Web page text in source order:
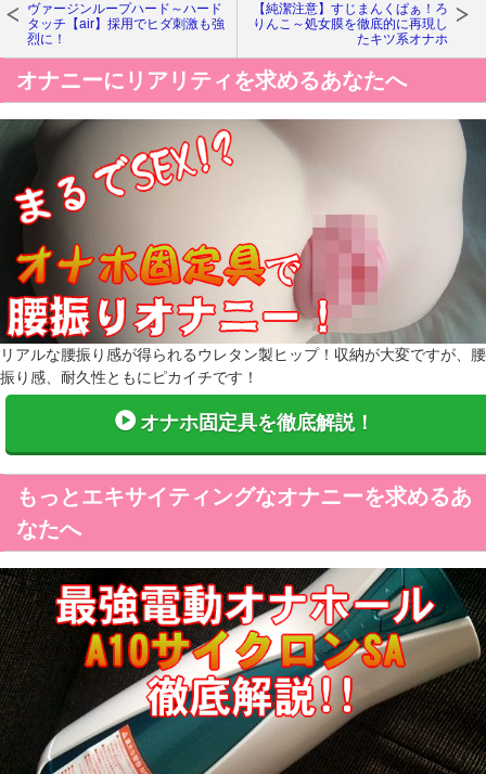
ヴァージンループハード～ハード
タッチ【air】採用でヒダ刺激も強
烈に！
【純潔注意】すじまんくぱぁ！ろ
りんこ～処女膜を徹底的に再現し
たキツ系オナホ
オナニーにリアリティを求めるあなたへ
リアルな腰振り感が得られるウレタン製ヒップ！収納が大変ですが、腰
振り感、耐久性ともにピカイチです！
オナホ固定具を徹底解説！
もっとエキサイティングなオナニーを求めるあ
なたへ